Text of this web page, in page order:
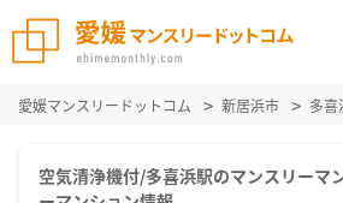
愛媛マンスリードットコム 新居浜市 多喜
空気清浄機付/多喜浜駅のマンスリーマ